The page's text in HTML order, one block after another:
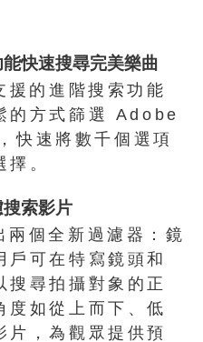
快速搜尋完美樂曲
的進階搜索功能
的方式篩選 Adobe
快速將數千個選項
。
索影片
個全新過濾器：鏡
戶可在特寫鏡頭和
搜尋拍攝對象的正
度如從上而下、低
片，為觀眾提供預